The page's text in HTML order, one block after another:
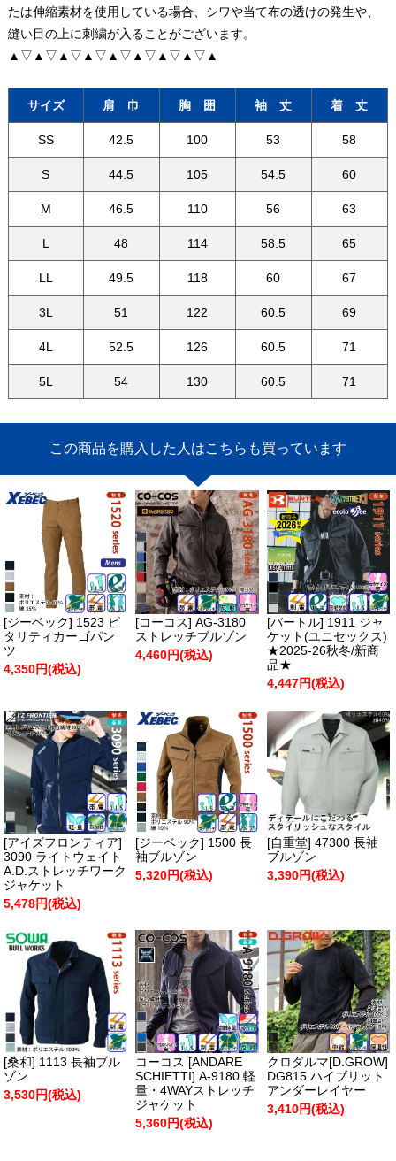
たは伸縮素材を使用している場合、シワや当て布の透けの発生や、
縫い目の上に刺繍が入ることがございます。
▲▽▲▽▲▽▲▽▲▽▲▽▲▽▲▽▲
サイズ 肩 巾 胸 囲 袖 丈 着 丈
SS 42.5 100 53 58
S 44.5 105 54.5 60
M 46.5 110 56 63
L 48 114 58.5 65
LL 49.5 118 60 67
3L 51 122 60.5 69
4L 52.5 126 60.5 71
5L 54 130 60.5 71
この商品を購入した人はこちらも買っています
[ジーベック] 1523 ピ
タリティカーゴパン
ツ
4,350円(税込)
[コーコス] AG-3180
ストレッチブルゾン
4,460円(税込)
[バートル] 1911 ジャ
ケット(ユニセックス)
★2025-26秋冬/新商
品★
4,447円(税込)
[アイズフロンティア]
3090 ライトウェイト
A.D.ストレッチワーク
ジャケット
5,478円(税込)
[ジーベック] 1500 長
袖ブルゾン
5,320円(税込)
[自重堂] 47300 長袖
ブルゾン
3,390円(税込)
[桑和] 1113 長袖ブル
ゾン
3,530円(税込)
コーコス [ANDARE
SCHIETTI] A-9180 軽
量・4WAYストレッチ
ジャケット
5,360円(税込)
クロダルマ[D.GROW]
DG815 ハイブリット
アンダーレイヤー
3,410円(税込)